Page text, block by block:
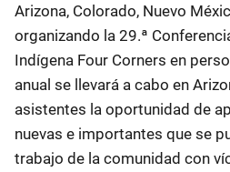
Arizona, Colorado, Nuevo
organizando la 29.ª
Indígena Four Corners en
anual se llevará a cabo en
asistentes la oportunidad de
nuevas e importantes que se
trabajo de la comunidad con